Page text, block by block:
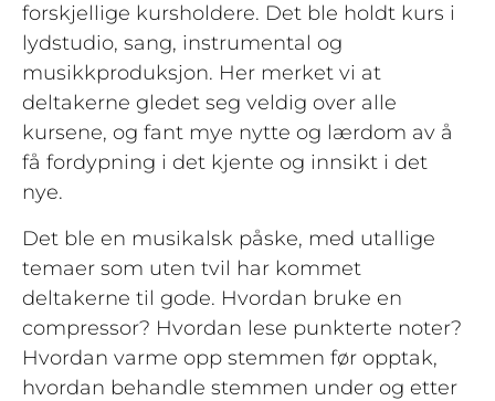
forskjellige kursholdere. Det ble holdt kurs i
lydstudio, sang, instrumental og
musikkproduksjon. Her merket vi at
deltakerne gledet seg veldig over alle
kursene, og fant mye nytte og lærdom av å
få fordypning i det kjente og innsikt i det
nye.
Det ble en musikalsk påske, med utallige
temaer som uten tvil har kommet
deltakerne til gode. Hvordan bruke en
compressor? Hvordan lese punkterte noter?
Hvordan varme opp stemmen før opptak,
hvordan behandle stemmen under og etter